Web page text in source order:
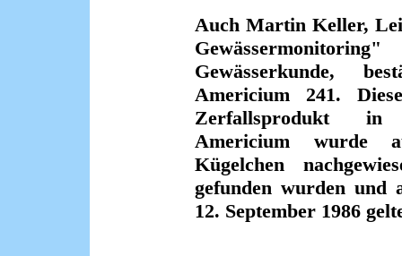
Auch Martin Keller,
Gewässerkunde,
Americium 241.
Zerfallsprodukt in
Americium wurde
Kügelchen
gefunden wurden und
12. September 1986